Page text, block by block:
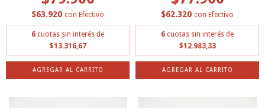
$63.920 con Efectivo
6 cuotas sin interés de
$13.316,67
AGREGAR AL CARRITO
$62.320 con Efectivo
6 cuotas sin interés de
$12.983,33
AGREGAR AL CARRITO